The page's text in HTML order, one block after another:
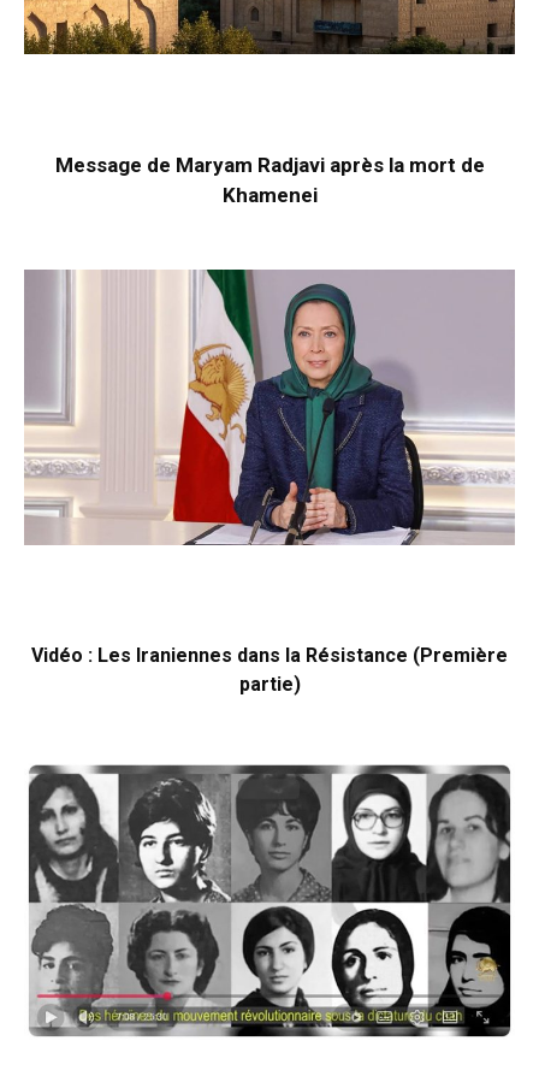
Message de Maryam Radjavi après la mort de
Khamenei
Vidéo : Les Iraniennes dans la Résistance (Première
partie)